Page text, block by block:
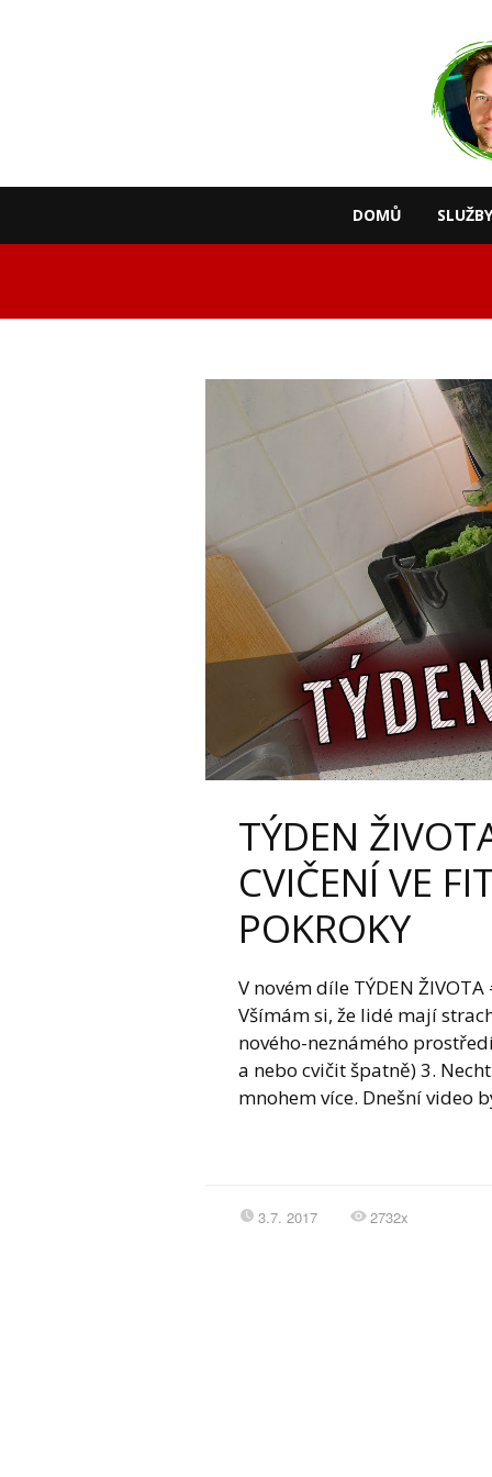
DOMŮ SLUŽBY
TÝDEN
CVIČENÍ VE
POKROKY
V novém díle TÝDEN
Všímám si, že lidé mají
nového-neznámého
a nebo cvičit špatně) 3.
mnohem více. Dnešní video
3.7. 2017 2732x